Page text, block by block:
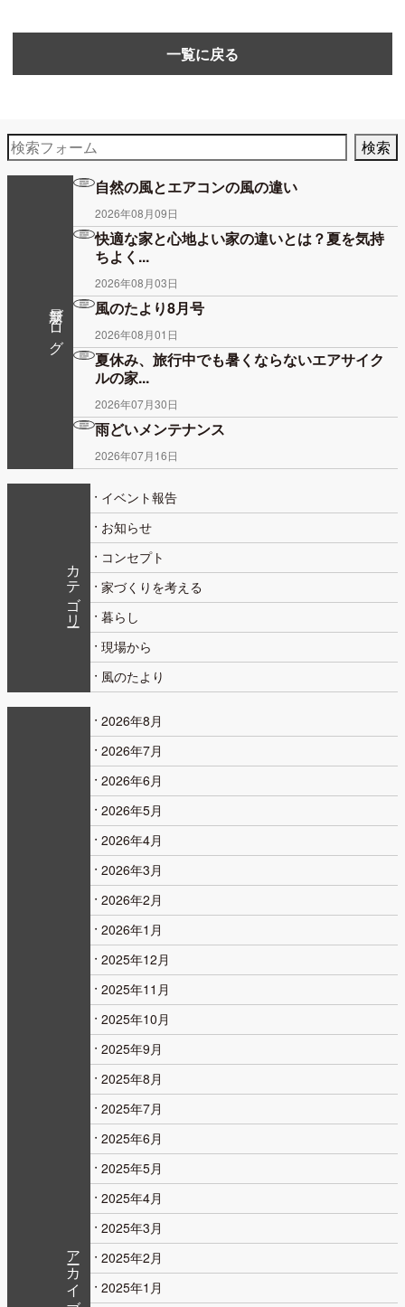
一覧に戻る
最新ブログ
自然の風とエアコンの風の違い
2026年08月09日
快適な家と心地よい家の違いとは？夏を気持
ちよく...
2026年08月03日
風のたより8月号
2026年08月01日
夏休み、旅行中でも暑くならないエアサイク
ルの家...
2026年07月30日
雨どいメンテナンス
2026年07月16日
カテゴリー
イベント報告
お知らせ
コンセプト
家づくりを考える
暮らし
現場から
風のたより
アーカイブ
2026年8月
2026年7月
2026年6月
2026年5月
2026年4月
2026年3月
2026年2月
2026年1月
2025年12月
2025年11月
2025年10月
2025年9月
2025年8月
2025年7月
2025年6月
2025年5月
2025年4月
2025年3月
2025年2月
2025年1月